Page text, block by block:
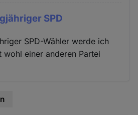
SPD
SPD-Wähler werde ich
wohl einer anderen Partei